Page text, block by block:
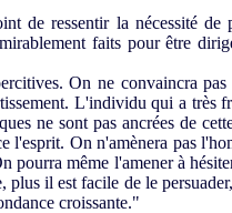
de ressentir la nécessité
faits pour être
On ne convaincra
L'individu qui a très
ne sont pas ancrées de
l'esprit. On n'amènera pas
pourra même l'amener à
il est facile de le
croissante."